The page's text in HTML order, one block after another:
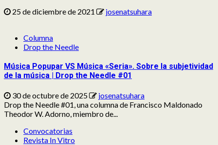
25 de diciembre de 2021 josenatsuhara
Columna
Drop the Needle
Música Popupar VS Música «Seria». Sobre la subjetividad
de la música | Drop the Needle #01
30 de octubre de 2025
josenatsuhara
Drop the Needle #01, una columna de Francisco Maldonado
Theodor W. Adorno, miembro de...
Convocatorias
Revista In Vitro